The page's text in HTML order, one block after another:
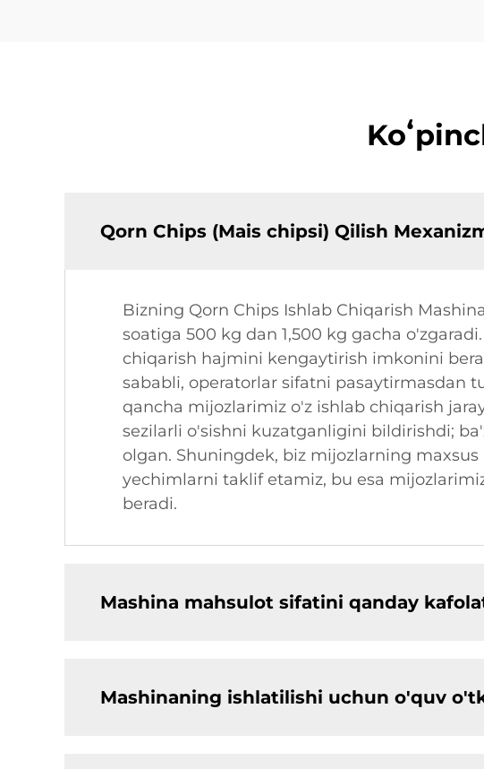
Qorn Chips (Mais chipsi) Qilish
Bizning Qorn Chips Ishlab Chiqarish
soatiga 500 kg dan 1,500 kg gacha
chiqarish hajmini kengaytirish imkonini
sababli, operatorlar sifatni pasaytirmasdan
qancha mijozlarimiz o'z ishlab chiqarish
sezilarli o'sishni kuzatganligini bildirishdi;
olgan. Shuningdek, biz mijozlarning
yechimlarni taklif etamiz, bu esa
beradi.
Mashina mahsulot sifatini qanday
Mashinaning ishlatilishi uchun o'quv